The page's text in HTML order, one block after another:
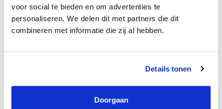
voor social te bieden en om advertenties te
personaliseren. We delen dit met partners die dit
combineren met informatie die zij al hebben.
Details tonen
Doorgaan